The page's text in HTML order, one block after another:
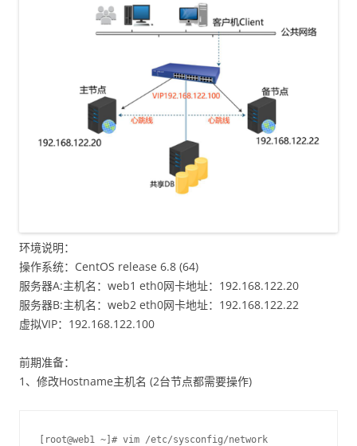
环境说明：
操作系统：CentOS release 6.8 (64)
服务器A:主机名：web1 eth0网卡地址：192.168.122.20
服务器B:主机名：web2 eth0网卡地址：192.168.122.22
虚拟VIP：192.168.122.100
前期准备：
1、修改Hostname主机名 (2台节点都需要操作)
[root@web1 ~]# vim /etc/sysconfig/network